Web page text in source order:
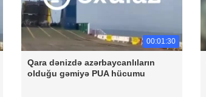
00:01:30
Qara dənizdə azərbaycanlıların
olduğu gəmiyə PUA hücumu